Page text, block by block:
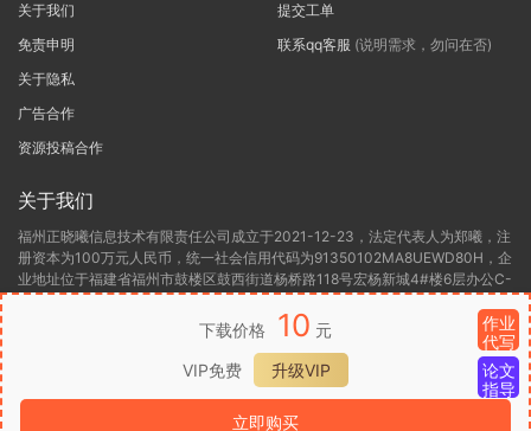
下载价格 10 元
VIP免费
升级VIP
立即购买
关于我们
免责申明
关于隐私
广告合作
资源投稿合作
提交工单
联系qq客服 (说明需求，勿问在否)
关于我们
福州正晓曦信息技术有限责任公司成立于2021-12-23，法定代表人为郑曦，注
册资本为100万元人民币，统一社会信用代码为91350102MA8UEWD80H，企
业地址位于福建省福州市鼓楼区鼓西街道杨桥路118号宏杨新城4#楼6层办公C-
6，所属行业为软件和信息技术服务业，经营范围包含:一般项目:信息技术咨询
服务(除依法须经批准的项目外，凭营业执照依法自主开展经营活动)许可项目:
第二类增值电信业务(依法须经批准的项目，经相关部门批准后方可开展经营活
动，具体经营项目以相关部门批准文件或许可证件为准)。福州正晓曦信息技术
有限责任公司目前的经营状态为存续(在营，开业、在册)。
作业
代写
论文
指导